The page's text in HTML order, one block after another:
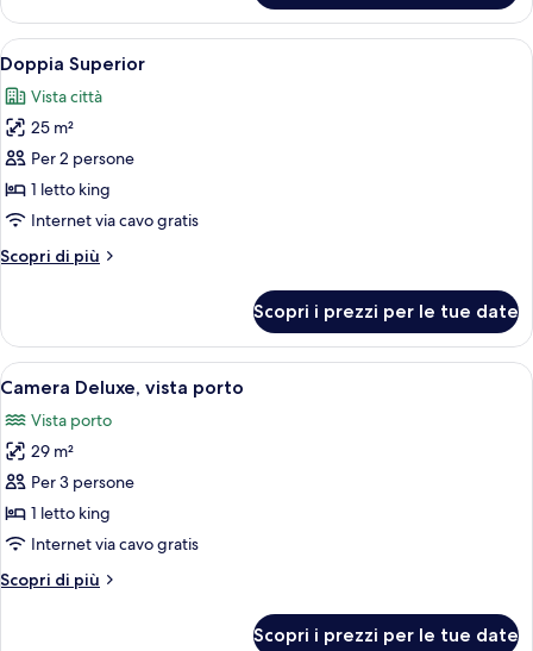
Garden
Suite
Apri
tutte
le
foto
per
Doppia
Superior
Doppia Superior | Biancheria da
2
Doppia Superior
Vista città
25 m²
Per 2 persone
1 letto king
Internet via cavo gratis
Scopri di più
Altri
Superior
Scopri i prezzi per le tue date
Apri
tutte
le
foto
per
Camera
Deluxe,
porto
Una camera d'albergo moderna con
5
Camera Deluxe, vista porto
Vista porto
29 m²
Per 3 persone
1 letto king
Internet via cavo gratis
Scopri di più
Altri
Scopri i prezzi per le tue date